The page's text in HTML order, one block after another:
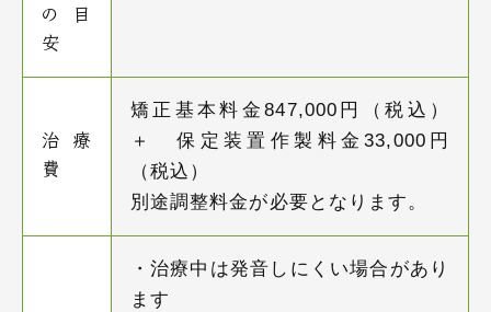
の目
安
治療
費
矯正基本料金847,000円（税込）
＋ 保定装置作製料金33,000円
（税込）
別途調整料金が必要となります。
・治療中は発音しにくい場合があり
ます